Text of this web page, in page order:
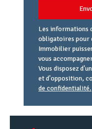
Les informations
obligatoires pour
Immobilier
vous
Vous disposez
et d'opposition,
de confidentialité.
email
URL